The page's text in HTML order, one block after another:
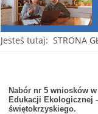
Jesteś tutaj: STRONA
Nabór nr 5 wniosków
Edukacji Ekologicznej
świętokrzyskiego.